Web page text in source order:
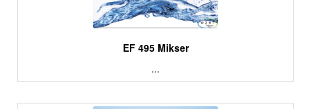
EF 495 Mikser
...